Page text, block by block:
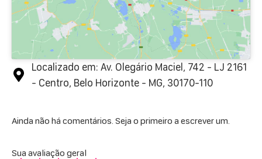
Localizado em: Av. Olegário Maciel, 742 - LJ 2161
- Centro, Belo Horizonte - MG, 30170-110
Ainda não há comentários. Seja o primeiro a escrever um.
Sua avaliação geral